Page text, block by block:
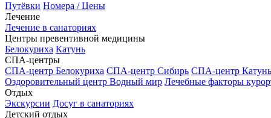
Путёвки Номера / Цены
Лечение
Лечение в санаториях
Центры превентивной медицины
Белокуриха Катунь
СПА-центры
СПА-центр Белокуриха СПА-центр Сибирь СПА-центр Катунь
Оздоровительный центр Водный мир Лечебные факторы
Отдых
Экскурсии Досуг в санаториях
Детский отдых